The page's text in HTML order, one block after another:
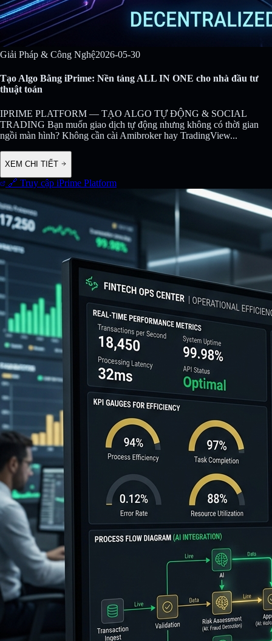
Giải Pháp & Công Nghệ2026-05-30
Tạo Algo Bằng iPrime: Nền tảng ALL IN ONE cho nhà đầu tư
thuật toán
IPRIME PLATFORM — TẠO ALGO TỰ ĐỘNG & SOCIAL
TRADING Bạn muốn giao dịch tự động nhưng không có thời gian
ngồi màn hình? Không cần cài Amibroker hay TradingView...
XEM CHI TIẾT
🔗 Truy cập iPrime Platform